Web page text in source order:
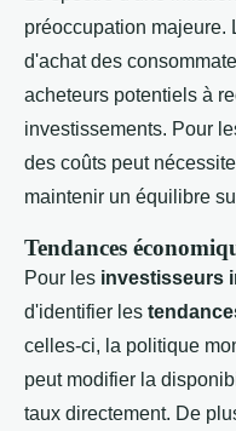
préoccupation majeure.
d'achat des
acheteurs potentiels à
investissements. Pour
des coûts peut
maintenir un équilibre
Tendances
Pour les investisseurs
d'identifier les
celles-ci, la politique
peut modifier la
taux directement. De